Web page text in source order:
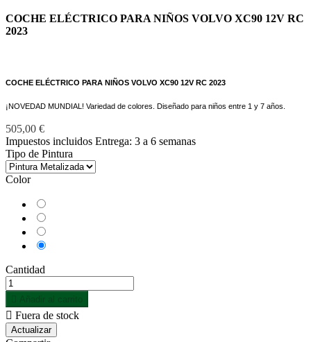
COCHE ELÉCTRICO PARA NIÑOS VOLVO XC90 12V RC
2023
COCHE ELÉCTRICO PARA NIÑOS VOLVO XC90 12V RC 2023
¡NOVEDAD MUNDIAL! Variedad de colores. Diseñado para niños entre 1 y 7 años.
505,00 €
Impuestos incluidos Entrega: 3 a 6 semanas
Tipo de Pintura
Color
Cantidad
 Fuera de stock